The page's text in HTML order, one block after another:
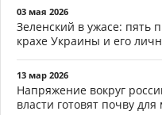
03 мая 2026
Зеленский в ужасе: пять
крахе Украины и его
13 мар 2026
Напряжение вокруг
власти готовят почву